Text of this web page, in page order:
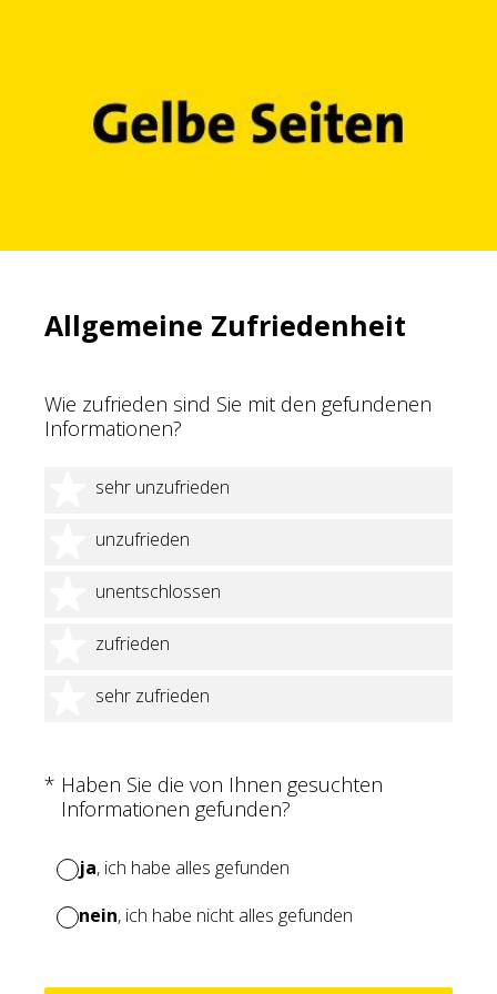
Allgemeine Zufriedenheit
Wie zufrieden sind Sie mit den gefundenen
Informationen?
sehr unzufrieden
1 Stern
unzufrieden
2 Sterne
unentschlossen
3 Sterne
zufrieden
4 Sterne
sehr zufrieden
5 Sterne
* Haben Sie die von Ihnen gesuchten
Informationen gefunden?
(Erforderlich.)
ja, ich habe alles gefunden
nein, ich habe nicht alles gefunden